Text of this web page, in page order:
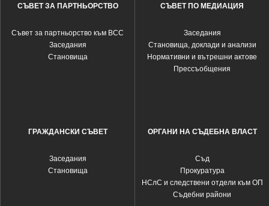
СЪВЕТ ЗА ПАРТНЬОРСТВО
Съвет за партньорство към ВСС
Заседания
Становища
СЪВЕТ ПО МЕДИАЦИЯ
Заседания
Становища, доклади и анализи
Нормативни и вътрешни актове
Прессъобщения
ГРАЖДАНСКИ СЪВЕТ
Заседания
Становища
ОРГАНИ НА СЪДЕБНА ВЛАСТ
Съд
Прокуратура
НСлС и следствени отдели към ОП
Съдебни райони